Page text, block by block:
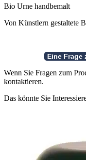
Bio Urne handbemalt
Von Künstlern gestaltete
Wenn Sie Fragen zum
kontaktieren.
Das könnte Sie